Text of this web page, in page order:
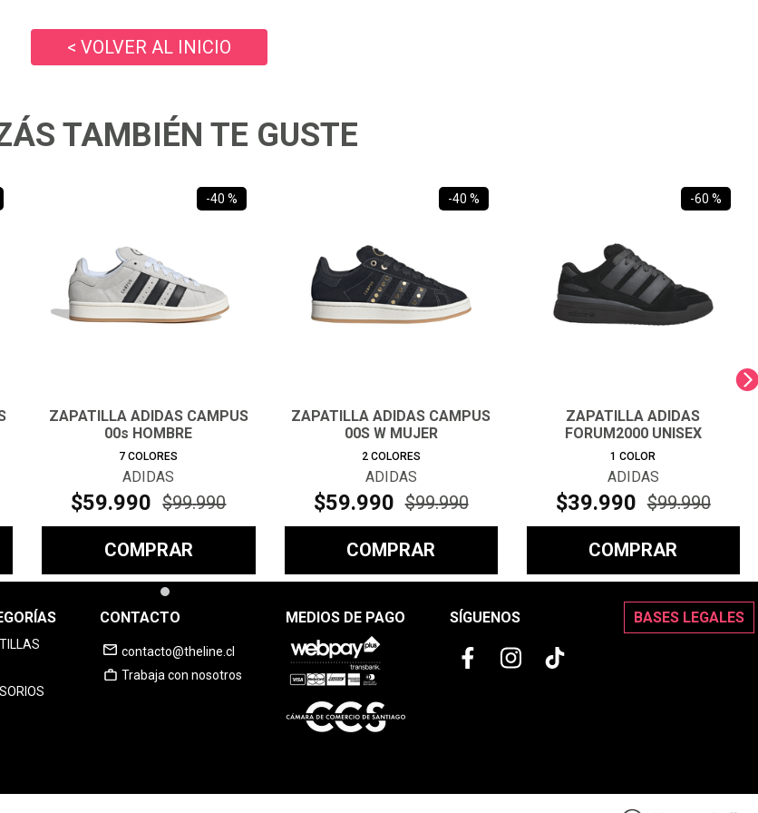
< VOLVER AL INICIO
TAMBIÉN TE GUSTE
-40 %
ZAPATILLA ADIDAS CAMPUS
00s HOMBRE
7 COLORES
ADIDAS
$59.990 $99.990
COMPRAR
-40 %
ZAPATILLA ADIDAS CAMPUS
00S W MUJER
2 COLORES
ADIDAS
$59.990 $99.990
COMPRAR
-60 %
ZAPATILLA ADIDAS
FORUM2000 UNISEX
1 COLOR
ADIDAS
$39.990 $99.990
COMPRAR
CONTACTO
contacto@theline.cl
Trabaja con nosotros
MEDIOS DE PAGO SÍGUENOS BASES LEGALES